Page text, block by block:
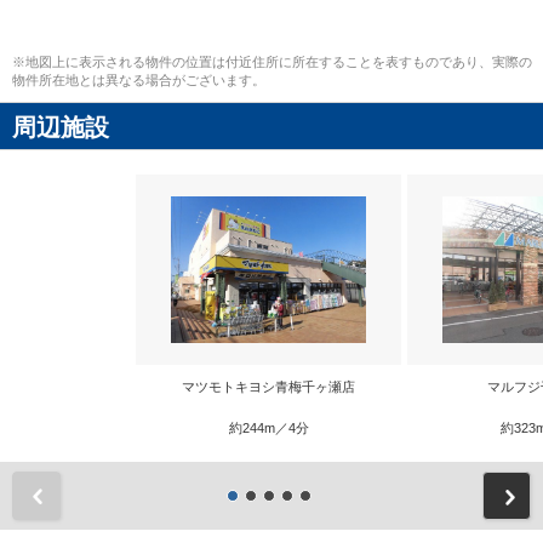
※地図上に表示される物件の位置は付近住所に所在することを表すものであり、実際の
物件所在地とは異なる場合がございます。
周辺施設
マツモトキヨシ青梅千ヶ瀬店
約244m／4分
マルフ
約